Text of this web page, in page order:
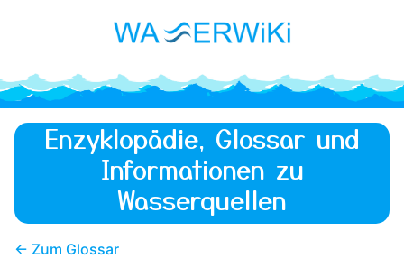
Enzyklopädie, Glossar und
Informationen zu
Wasserquellen
← Zum Glossar